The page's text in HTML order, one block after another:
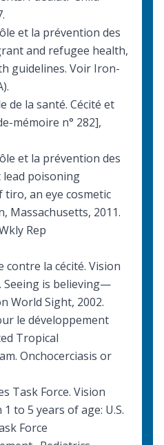
et la prévention des
and refugee health,
guidelines. Voir Iron-
de la santé. Cécité et
mémoire n° 282],
et la prévention des
lead poisoning
tiro, an eye cosmetic
Massachusetts, 2011.
Rep
la cécité. Vision
Seeing is believing—
World Sight, 2002.
le développement
Tropical
Onchocerciasis or
Task Force. Vision
to 5 years of age: U.S.
Force